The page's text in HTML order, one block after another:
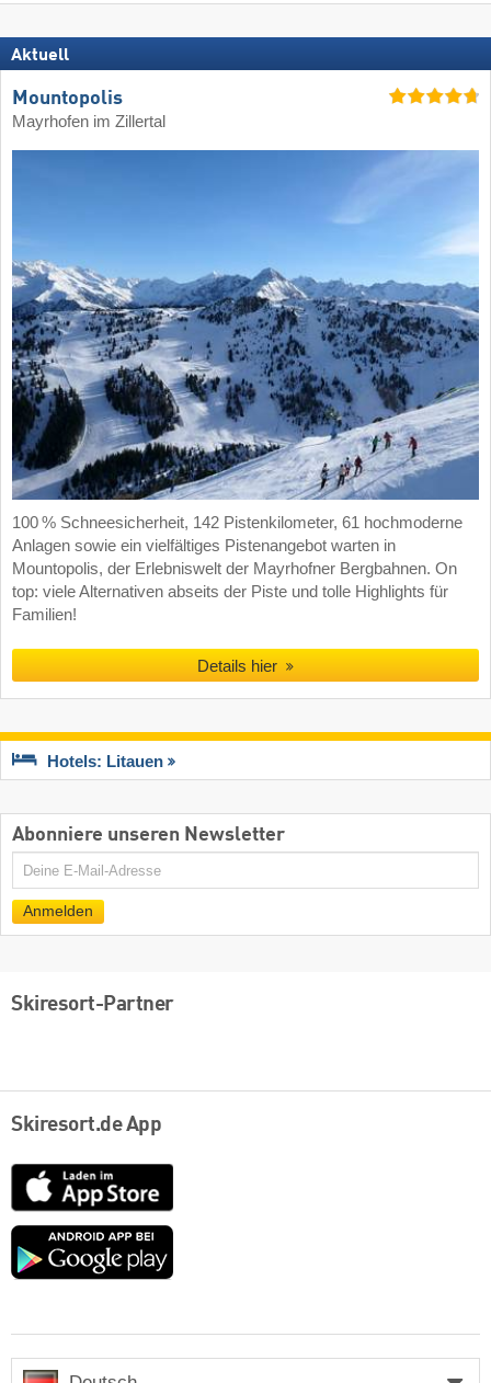
Aktuell
Mountopolis
Mayrhofen im Zillertal
100 % Schneesicherheit, 142 Pistenkilometer, 61 hochmoderne
Anlagen sowie ein vielfältiges Pistenangebot warten in
Mountopolis, der Erlebniswelt der Mayrhofner Bergbahnen. On
top: viele Alternativen abseits der Piste und tolle Highlights für
Familien!
Details hier
Hotels: Litauen
Abonniere unseren Newsletter
E-
Anmelden
Skiresort-Partner
Skiresort.de App
App
Store
Google